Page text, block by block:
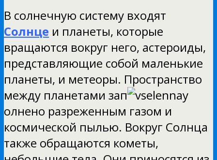
В солнечную систему входят
Солнце и планеты, которые
вращаются вокруг него, астероиды,
представляющие собой маленькие
планеты, и метеоры. Пространство
между планетами зап
олнено разреженным газом и
космической пылью. Вокруг Солнца
также обращаются кометы,